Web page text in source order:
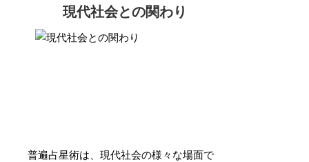
現代社会との関わり
普遍占星術は、現代社会の様々な場面で